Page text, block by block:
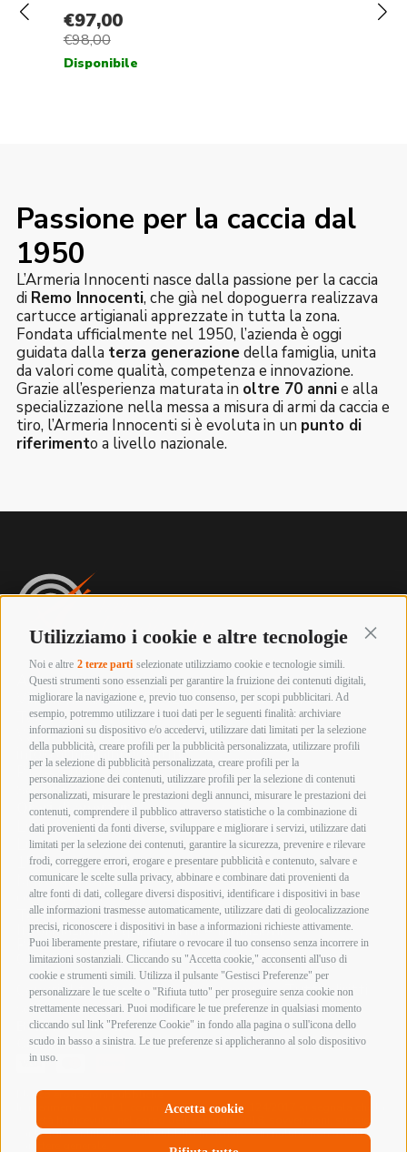
Utilizziamo i cookie e altre tecnologie
Noi e altre 2 terze parti selezionate utilizziamo cookie e tecnologie simili.
Questi strumenti sono essenziali per garantire la fruizione dei contenuti digitali,
migliorare la navigazione e, previo tuo consenso, per scopi pubblicitari. Ad
esempio, potremmo utilizzare i tuoi dati per le seguenti finalità: archiviare
informazioni su dispositivo e/o accedervi, utilizzare dati limitati per la selezione
della pubblicità, creare profili per la pubblicità personalizzata, utilizzare profili
per la selezione di pubblicità personalizzata, creare profili per la
personalizzazione dei contenuti, utilizzare profili per la selezione di contenuti
personalizzati, misurare le prestazioni degli annunci, misurare le prestazioni dei
contenuti, comprendere il pubblico attraverso statistiche o la combinazione di
dati provenienti da fonti diverse, sviluppare e migliorare i servizi, utilizzare dati
limitati per la selezione dei contenuti, garantire la sicurezza, prevenire e rilevare
frodi, correggere errori, erogare e presentare pubblicità e contenuto, salvare e
comunicare le scelte sulla privacy, abbinare e combinare dati provenienti da
altre fonti di dati, collegare diversi dispositivi, identificare i dispositivi in base
alle informazioni trasmesse automaticamente, utilizzare dati di geolocalizzazione
precisi, riconoscere i dispositivi in base a informazioni richieste attivamente.
Puoi liberamente prestare, rifiutare o revocare il tuo consenso senza incorrere in
limitazioni sostanziali. Cliccando su "Accetta cookie," acconsenti all'uso di
cookie e strumenti simili. Utilizza il pulsante "Gestisci Preferenze" per
personalizzare le tue scelte o "Rifiuta tutto" per proseguire senza cookie non
strettamente necessari. Puoi modificare le tue preferenze in qualsiasi momento
cliccando sul link "Preferenze Cookie" in fondo alla pagina o sull'icona dello
scudo in basso a sinistra. Le tue preferenze si applicheranno al solo dispositivo
in uso.
Accetta cookie
Passione per la caccia dal
1950
L’Armeria Innocenti nasce dalla passione per la caccia
di Remo Innocenti, che già nel dopoguerra realizzava
cartucce artigianali apprezzate in tutta la zona.
Fondata ufficialmente nel 1950, l’azienda è oggi
guidata dalla terza generazionedella famiglia, unita
da valori come qualità, competenza e innovazione.
Grazie all’esperienza maturata in oltre 70 annie alla
specializzazione nella messa a misura di armi da caccia e
tiro, l’Armeria Innocenti si è evoluta in un punto di
riferimento a livello nazionale.
Armeria innocenti
Via Labriola, 219 – 59013 Montemurlo (PRATO)
Tel. +39 0574 652057
Whatsapp 392 4800893
info@armeriainnocenti.it
P.IVA 01652270974
Seguici su:
Orari di apertura
Lunedì mattina Chiuso
Lunedì pomeriggio
15:00 – 19:00
Martedì – Sabato
09:00 – 12:30 / 15:00 – 19:00
Termini e Condizioni di Vendita
Informazioni acquisto armi e munizioni
Privacy Policy
Cookie Policy
Copyright @ 2026 Armeria Innocenti - Tutti i diritti
sono riservati
Bonifico Bancario
Contrassegno
Elenco erogazioni pubbliche
In riferimento all’art 1, comma 125 bis, Legge 124/2017 si segnala che la
società ha ricevuto, nel corso dell’esercizio 2018, sovvenzioni, sussidi,
vantaggi, contributi o aiuti pubblici in denaro o in natura, non aventi